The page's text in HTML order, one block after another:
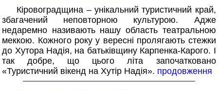
Кіровоградщина – унікальний туристичний край,
збагачений неповторною культурою. Адже
недаремно називають нашу область театральною
меккою. Кожного року у вересні пролягають стежки
до Хутора Надія, на батьківщину Карпенка-Карого. І
так добре, що цього літа започатковано
«Туристичний вікенд на Хутір Надія». продовження